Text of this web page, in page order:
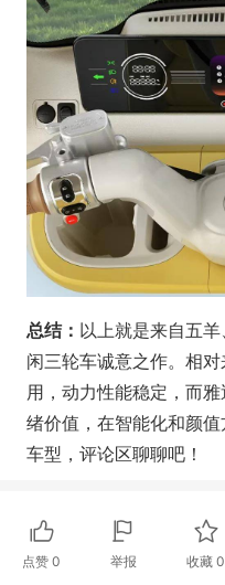
总结： 以上就是来自五
闲三轮车诚意之作。相
用，动力性能稳定，而
绪价值，在智能化和颜
车型，评论区聊聊吧！
点赞 0 举报 收藏0